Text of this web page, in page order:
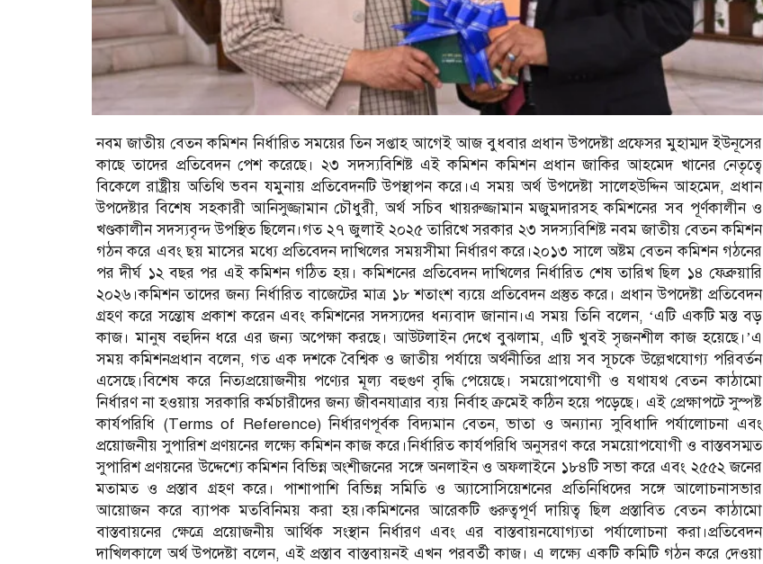
নবম জাতীয় বেতন কমিশন নির্ধারিত সময়ের তিন সপ্তাহ আগেই আজ বুধবার প্রধান উপদেষ্টা প্রফেসর মুহাম্মদ ইউনূসের
কাছে তাদের প্রতিবেদন পেশ করেছে। ২৩ সদস্যবিশিষ্ট এই কমিশন কমিশন প্রধান জাকির আহমেদ খানের নেতৃত্বে
বিকেলে রাষ্ট্রীয় অতিথি ভবন যমুনায় প্রতিবেদনটি উপস্থাপন করে।এ সময় অর্থ উপদেষ্টা সালেহউদ্দিন আহমেদ, প্রধান
উপদেষ্টার বিশেষ সহকারী আনিসুজ্জামান চৌধুরী, অর্থ সচিব খায়রুজ্জামান মজুমদারসহ কমিশনের সব পূর্ণকালীন ও
খণ্ডকালীন সদস্যবৃন্দ উপস্থিত ছিলেন।গত ২৭ জুলাই ২০২৫ তারিখে সরকার ২৩ সদস্যবিশিষ্ট নবম জাতীয় বেতন কমিশন
গঠন করে এবং ছয় মাসের মধ্যে প্রতিবেদন দাখিলের সময়সীমা নির্ধারণ করে।২০১৩ সালে অষ্টম বেতন কমিশন গঠনের
পর দীর্ঘ ১২ বছর পর এই কমিশন গঠিত হয়। কমিশনের প্রতিবেদন দাখিলের নির্ধারিত শেষ তারিখ ছিল ১৪ ফেব্রুয়ারি
২০২৬।কমিশন তাদের জন্য নির্ধারিত বাজেটের মাত্র ১৮ শতাংশ ব্যয়ে প্রতিবেদন প্রস্তুত করে। প্রধান উপদেষ্টা প্রতিবেদন
গ্রহণ করে সন্তোষ প্রকাশ করেন এবং কমিশনের সদস্যদের ধন্যবাদ জানান।এ সময় তিনি বলেন, ‘এটি একটি মস্ত বড়
কাজ। মানুষ বহুদিন ধরে এর জন্য অপেক্ষা করছে। আউটলাইন দেখে বুঝলাম, এটি খুবই সৃজনশীল কাজ হয়েছে।’এ
সময় কমিশনপ্রধান বলেন, গত এক দশকে বৈশ্বিক ও জাতীয় পর্যায়ে অর্থনীতির প্রায় সব সূচকে উল্লেখযোগ্য পরিবর্তন
এসেছে।বিশেষ করে নিত্যপ্রয়োজনীয় পণ্যের মূল্য বহুগুণ বৃদ্ধি পেয়েছে। সময়োপযোগী ও যথাযথ বেতন কাঠামো
নির্ধারণ না হওয়ায় সরকারি কর্মচারীদের জন্য জীবনযাত্রার ব্যয় নির্বাহ ক্রমেই কঠিন হয়ে পড়েছে। এই প্রেক্ষাপটে সুস্পষ্ট
কার্যপরিধি (Terms of Reference) নির্ধারণপূর্বক বিদ্যমান বেতন, ভাতা ও অন্যান্য সুবিধাদি পর্যালোচনা এবং
প্রয়োজনীয় সুপারিশ প্রণয়নের লক্ষ্যে কমিশন কাজ করে।নির্ধারিত কার্যপরিধি অনুসরণ করে সময়োপযোগী ও বাস্তবসম্মত
সুপারিশ প্রণয়নের উদ্দেশ্যে কমিশন বিভিন্ন অংশীজনের সঙ্গে অনলাইন ও অফলাইনে ১৮৪টি সভা করে এবং ২৫৫২ জনের
মতামত ও প্রস্তাব গ্রহণ করে। পাশাপাশি বিভিন্ন সমিতি ও অ্যাসোসিয়েশনের প্রতিনিধিদের সঙ্গে আলোচনাসভার
আয়োজন করে ব্যাপক মতবিনিময় করা হয়।কমিশনের আরেকটি গুরুত্বপূর্ণ দায়িত্ব ছিল প্রস্তাবিত বেতন কাঠামো
বাস্তবায়নের ক্ষেত্রে প্রয়োজনীয় আর্থিক সংস্থান নির্ধারণ এবং এর বাস্তবায়নযোগ্যতা পর্যালোচনা করা।প্রতিবেদন
দাখিলকালে অর্থ উপদেষ্টা বলেন, এই প্রস্তাব বাস্তবায়নই এখন পরবর্তী কাজ। এ লক্ষ্যে একটি কমিটি গঠন করে দেওয়া